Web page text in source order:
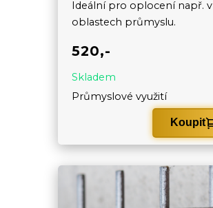
Ideální pro oplocení např. v
oblastech průmyslu.
520,-
Skladem
Průmyslové využití
Koupit